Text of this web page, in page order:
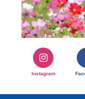
Instagram